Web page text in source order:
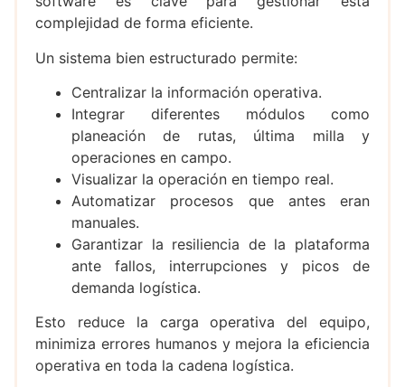
complejidad de forma eficiente.
Un sistema bien estructurado permite:
Centralizar la información operativa.
Integrar diferentes módulos como
planeación de rutas, última milla y
operaciones en campo.
Visualizar la operación en tiempo real.
Automatizar procesos que antes eran
manuales.
Garantizar la resiliencia de la plataforma
ante fallos, interrupciones y picos de
demanda logística.
Esto reduce la carga operativa del equipo,
minimiza errores humanos y mejora la eficiencia
operativa en toda la cadena logística.